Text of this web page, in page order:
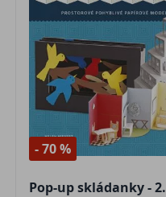
- 70 %
Pop-up skládanky - 2.